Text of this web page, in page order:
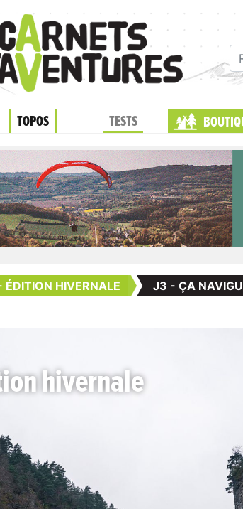
TOPOS TESTS
ÉDITION HIVERNALE J3 - ÇA
hivernale